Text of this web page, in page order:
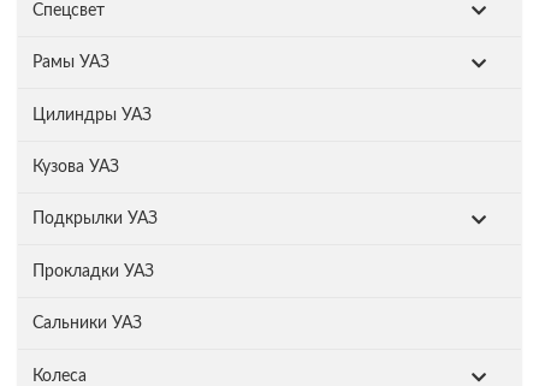
Спецсвет
Рамы УАЗ
Цилиндры УАЗ
Кузова УАЗ
Подкрылки УАЗ
Прокладки УАЗ
Сальники УАЗ
Колеса